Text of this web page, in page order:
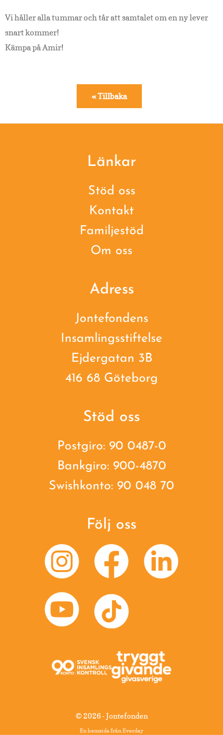
Vi håller alla tummar och tår att samtalet om en ny lever
snart kommer!
Kämpa på Amir!
« Tillbaka
Länkar
Stöd oss
Kontakt
Familjestöd
Om oss
Adress
Jontefondens
Insamlingsstiftelse
Ejdergatan 3B
416 68 Göteborg
Stöd oss
Postgiro: 90 0487-0
Bankgiro: 900-4870
Swishkonto: 90 048 70
Följ oss
© 2026 · Jontefonden
En hemsida frånEverday